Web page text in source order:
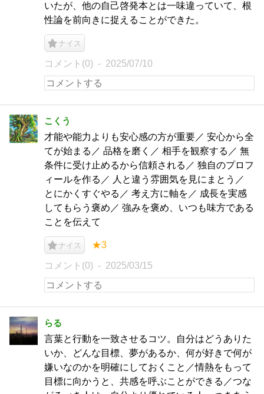
いたが、他の自己啓発本とは一味違っていて、根
性論を前向きに捉えることができた。
ナイス
コメント(0) 2025/07/10
こくう
才能や能力よりも安心感の方が重要／ 安心から全
てが始まる／ 品格を磨く／ 相手を観察する／ 無
条件に受け止めるから信頼される／ 独自のプロフ
ィールを作る／ 人と違う雰囲気を見にまとう／
とにかくすぐやる／ 考え方に軸を／ 成長を実感
してもらう褒め／ 強みを褒め、いつも味方である
ことを伝えて
ナイス ★3
コメント(0) 2025/03/15
らる
言葉と行動を一致させるコツ。自分はどうありた
いか、どんな目標、夢があるか、何が好きで何が
嫌いなのかを明確にしておくこと／情熱をもって
目標に向かうと、共感を呼ぶことができる／つな